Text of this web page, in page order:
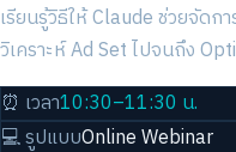
เรียนรู้วิธีให้ Claude ช่วยจัดก
วิเคราะห์ Ad Set ไปจนถึง
⏰ เวลา10:30–11:30 น.
💻 รูปแบบOnline Webinar